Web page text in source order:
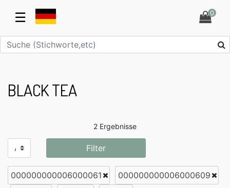
☰ 0
BLACK TEA
2 Ergebnisse
Filter
000000000006000061
000000000006000609